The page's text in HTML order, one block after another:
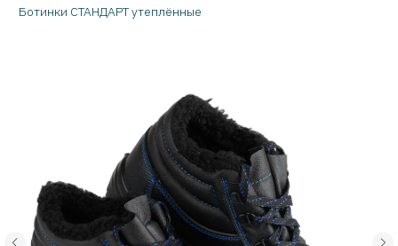
Ботинки СТАНДАРТ утеплённые